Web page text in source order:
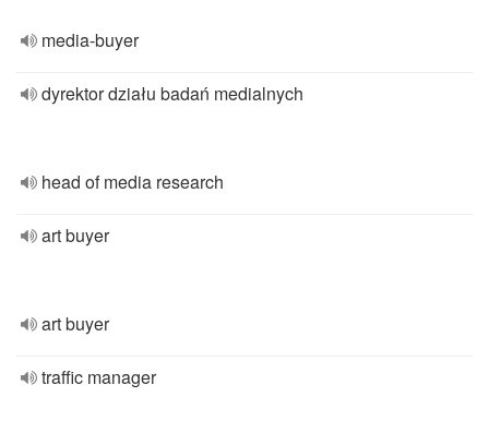
media-buyer
dyrektor działu badań medialnych
head of media research
art buyer
art buyer
traffic manager